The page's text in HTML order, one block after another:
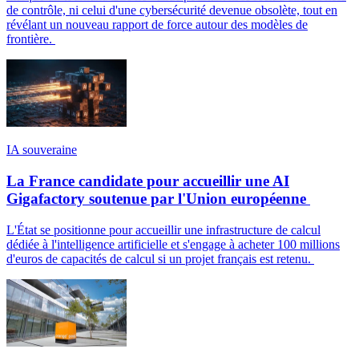
de contrôle, ni celui d'une cybersécurité devenue obsolète, tout en
révélant un nouveau rapport de force autour des modèles de
frontière.
IA souveraine
La France candidate pour accueillir une AI
Gigafactory soutenue par l'Union européenne
L'État se positionne pour accueillir une infrastructure de calcul
dédiée à l'intelligence artificielle et s'engage à acheter 100 millions
d'euros de capacités de calcul si un projet français est retenu.